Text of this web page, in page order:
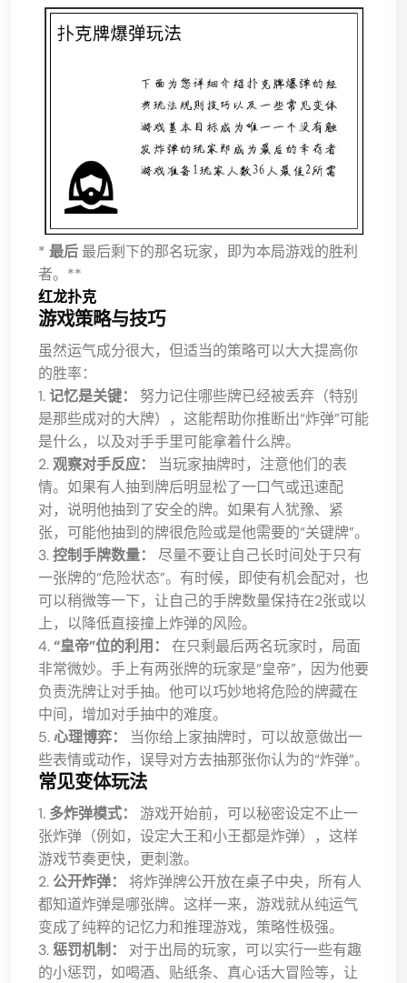
* 最后最后剩下的那名玩家，即为本局游戏的胜利
者。**
红龙扑克
游戏策略与技巧
虽然运气成分很大，但适当的策略可以大大提高你
的胜率：
1.记忆是关键：
努力记住哪些牌已经被丢弃（特别
是那些成对的大牌），这能帮助你推断出“炸弹”可能
是什么，以及对手手里可能拿着什么牌。
2.观察对手反应：
当玩家抽牌时，注意他们的表
情。如果有人抽到牌后明显松了一口气或迅速配
对，说明他抽到了安全的牌。如果有人犹豫、紧
张，可能他抽到的牌很危险或是他需要的“关键牌”。
3.控制手牌数量：
尽量不要让自己长时间处于只有
一张牌的“危险状态”。有时候，即使有机会配对，也
可以稍微等一下，让自己的手牌数量保持在2张或以
上，以降低直接撞上炸弹的风险。
4.“皇帝”位的利用：
在只剩最后两名玩家时，局面
非常微妙。手上有两张牌的玩家是“皇帝”，因为他要
负责洗牌让对手抽。他可以巧妙地将危险的牌藏在
中间，增加对手抽中的难度。
5.心理博弈：
当你给上家抽牌时，可以故意做出一
些表情或动作，误导对方去抽那张你认为的“炸弹”。
常见变体玩法
1. 多炸弹模式：
游戏开始前，可以秘密设定不止一
张炸弹（例如，设定大王和小王都是炸弹），这样
游戏节奏更快，更刺激。
2. 公开炸弹：
将炸弹牌公开放在桌子中央，所有人
都知道炸弹是哪张牌。这样一来，游戏就从纯运气
变成了纯粹的记忆力和推理游戏，策略性极强。
3. 惩罚机制：
对于出局的玩家，可以实行一些有趣
的小惩罚，如喝酒、贴纸条、真心话大冒险等，让